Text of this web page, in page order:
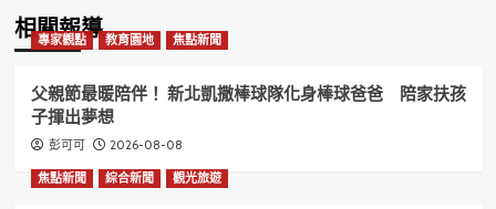
相關報導
專家觀點 教育園地 焦點新聞
父親節最暖陪伴！ 新北凱撒棒球隊化身棒球爸爸 陪家扶孩
子揮出夢想
彭可可 2026-08-08
焦點新聞 綜合新聞 觀光旅遊